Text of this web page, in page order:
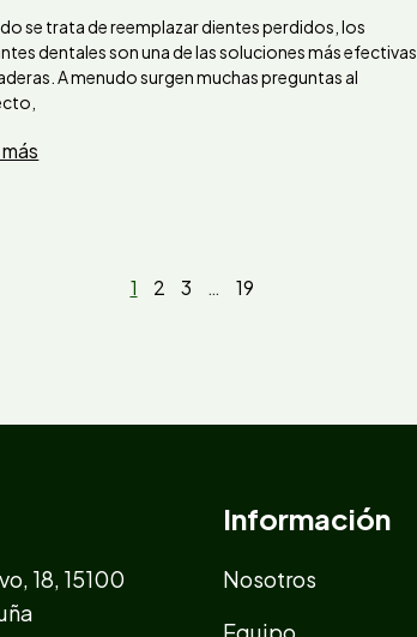
se trata de reemplazar dientes perdidos, los
dentales son una de las soluciones más efectivas
A menudo surgen muchas preguntas al
1 2 3 … 19
18, 15100
Información
Nosotros